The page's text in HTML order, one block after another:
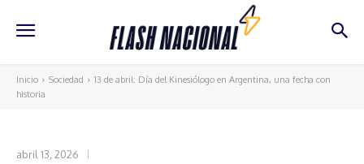
Inicio Sociedad
13 de abril: Día del Kinesiólogo en Argentina, una fecha con
historia
abril 13, 2026